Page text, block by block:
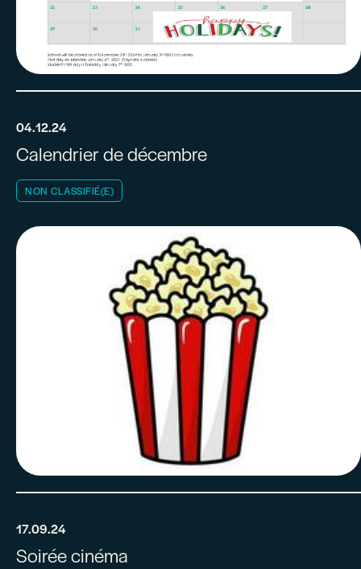
04.12.24
Calendrier de décembre
NON CLASSIFIÉ(E)
17.09.24
Soirée cinéma